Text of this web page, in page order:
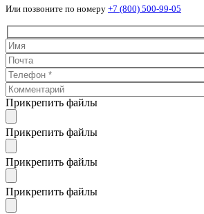
Или позвоните по номеру +7 (800) 500-99-05
Прикрепить файлы
Прикрепить файлы
Прикрепить файлы
Прикрепить файлы